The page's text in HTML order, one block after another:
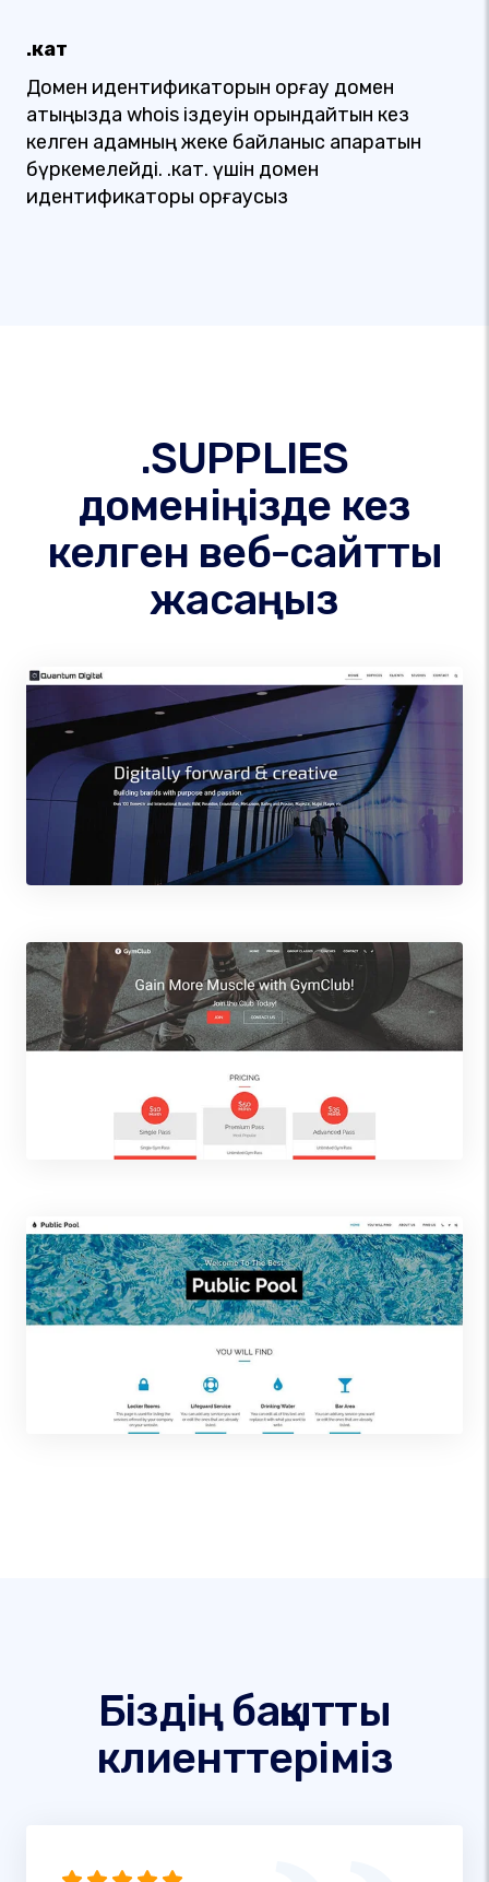
.кат
Домен идентификаторын қорғау домен
атыңызда whois іздеуін орындайтын кез
келген адамның жеке байланыс ақпаратын
бүркемелейді. .кат. үшін домен
идентификаторы қорғаусыз
.SUPPLIES
доменіңізде кез
келген веб-сайтты
жасаңыз
Біздің бақытты
клиенттеріміз